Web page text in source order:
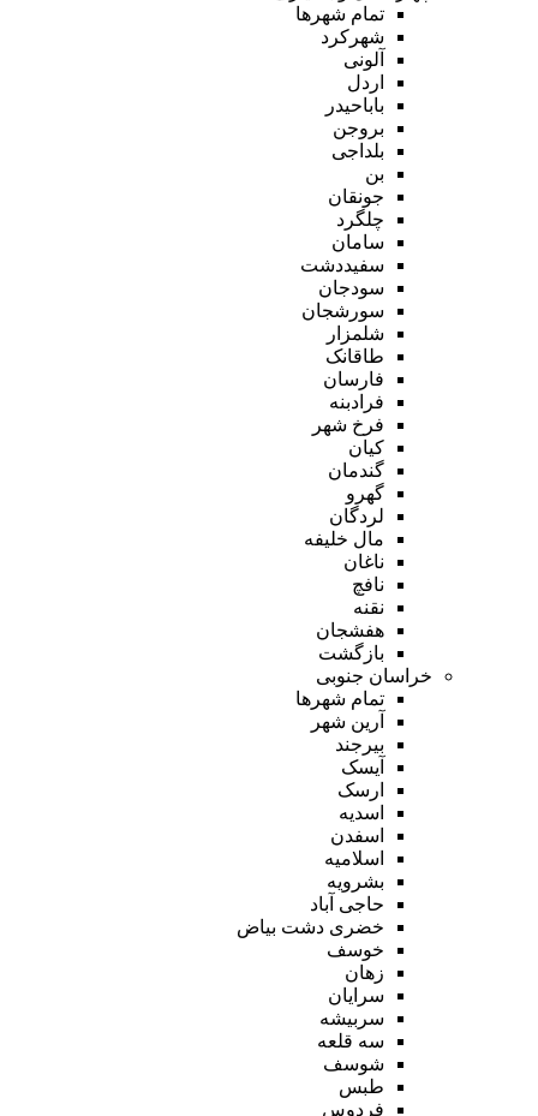
تمام شهر‌ها
شهرکرد
آلونی
اردل
باباحیدر
بروجن
بلداجی
بن
جونقان
چلگرد
سامان
سفیددشت
سودجان
سورشجان
شلمزار
طاقانک
فارسان
فرادبنه
فرخ شهر
کیان
گندمان
گهرو
لردگان
مال خلیفه
ناغان
نافچ
نقنه
هفشجان
بازگشت
خراسان جنوبی
تمام شهر‌ها
آرین شهر
بیرجند
آیسک
ارسک
اسدیه
اسفدن
اسلامیه
بشرویه
حاجی آباد
خضری دشت بیاض
خوسف
زهان
سرایان
سربیشه
سه قلعه
شوسف
طبس
فردوس